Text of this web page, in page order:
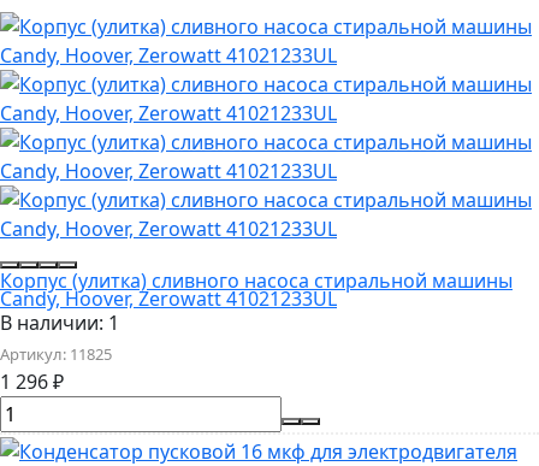
Корпус (улитка) сливного насоса стиральной машины
Candy, Hoover, Zerowatt 41021233UL
В наличии: 1
Артикул: 11825
1 296₽